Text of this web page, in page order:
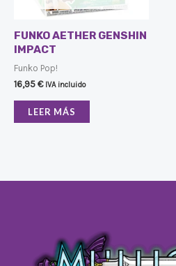
FUNKO AETHER GENSHIN
IMPACT
Funko Pop!
16,95€ IVA incluido
LEER MÁS